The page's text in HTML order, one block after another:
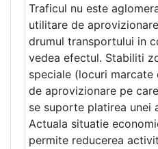
Traficul nu este
utilitare de
drumul transportului in
vedea efectul. Stabiliti
speciale (locuri marcate
de aprovizionare pe
se suporte platirea unei
Actuala situatie
permite reducerea